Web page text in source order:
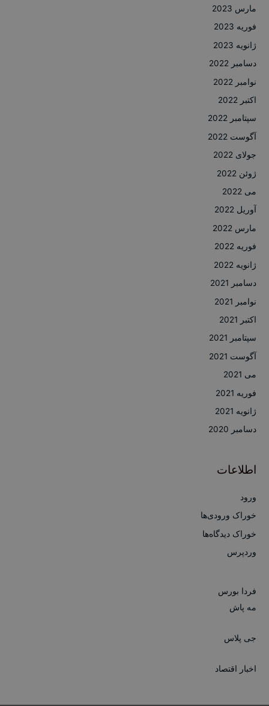
مارس 2023
فوریه 2023
ژانویه 2023
دسامبر 2022
نوامبر 2022
اکتبر 2022
سپتامبر 2022
آگوست 2022
جولای 2022
ژوئن 2022
می 2022
آوریل 2022
مارس 2022
فوریه 2022
ژانویه 2022
دسامبر 2021
نوامبر 2021
اکتبر 2021
سپتامبر 2021
آگوست 2021
می 2021
فوریه 2021
ژانویه 2021
دسامبر 2020
اطلاعات
ورود
خوراک ورودی‌ها
خوراک دیدگاه‌ها
وردپرس
فردا بورس
مه پاش
جی پلاس
اخبار اقتصاد